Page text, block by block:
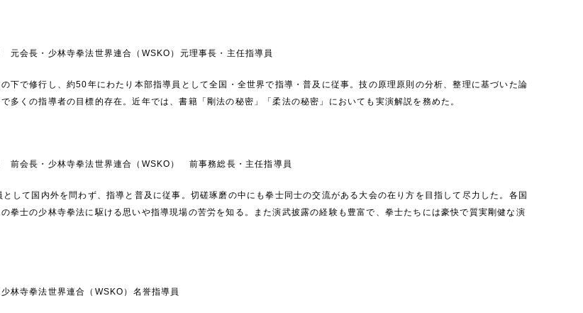
元会長・少林寺拳法世界連合（WSKO）元理事長・主任指導員
下で修行し、約50年にわたり本部指導員として全国・全世界で指導・普及に従事。技の原理原則の分析、整理に基づいた論
多くの指導者の目標的存在。近年では、書籍「剛法の秘密」「柔法の秘密」においても実演解説を務めた。
前会長・少林寺拳法世界連合（WSKO） 前事務総長・主任指導員
して国内外を問わず、指導と普及に従事。切磋琢磨の中にも拳士同士の交流がある大会の在り方を目指して尽力した。各国
拳士の少林寺拳法に駆ける思いや指導現場の苦労を知る。また演武披露の経験も豊富で、拳士たちには豪快で質実剛健な演
林寺拳法世界連合（WSKO）名誉指導員